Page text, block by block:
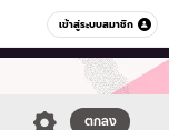
เข้าสู่ระบบสมาชิก
หมวดอื่นๆ
ตกลง